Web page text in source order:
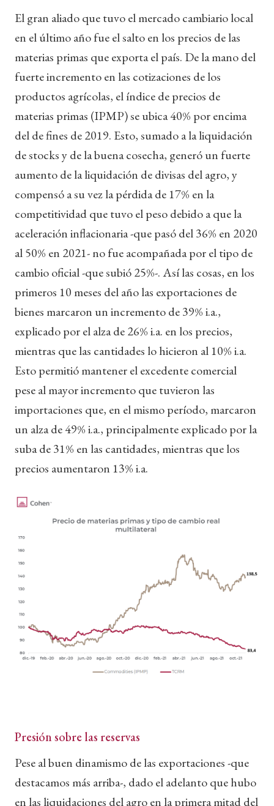
El gran aliado que tuvo el mercado cambiario local
en el último año fue el salto en los precios de las
materias primas que exporta el país. De la mano del
fuerte incremento en las cotizaciones de los
productos agrícolas, el índice de precios de
materias primas (IPMP) se ubica 40% por encima
del de fines de 2019. Esto, sumado a la liquidación
de stocks y de la buena cosecha, generó un fuerte
aumento de la liquidación de divisas del agro, y
compensó a su vez la pérdida de 17% en la
competitividad que tuvo el peso debido a que la
aceleración inflacionaria -que pasó del 36% en 2020
al 50% en 2021- no fue acompañada por el tipo de
cambio oficial -que subió 25%-. Así las cosas, en los
primeros 10 meses del año las exportaciones de
bienes marcaron un incremento de 39% i.a.,
explicado por el alza de 26% i.a. en los precios,
mientras que las cantidades lo hicieron al 10% i.a.
Esto permitió mantener el excedente comercial
pese al mayor incremento que tuvieron las
importaciones que, en el mismo período, marcaron
un alza de 49% i.a., principalmente explicado por la
suba de 31% en las cantidades, mientras que los
precios aumentaron 13% i.a.
Presión sobre las reservas
Pese al buen dinamismo de las exportaciones -que
destacamos más arriba-, dado el adelanto que hubo
en las liquidaciones del agro en la primera mitad del